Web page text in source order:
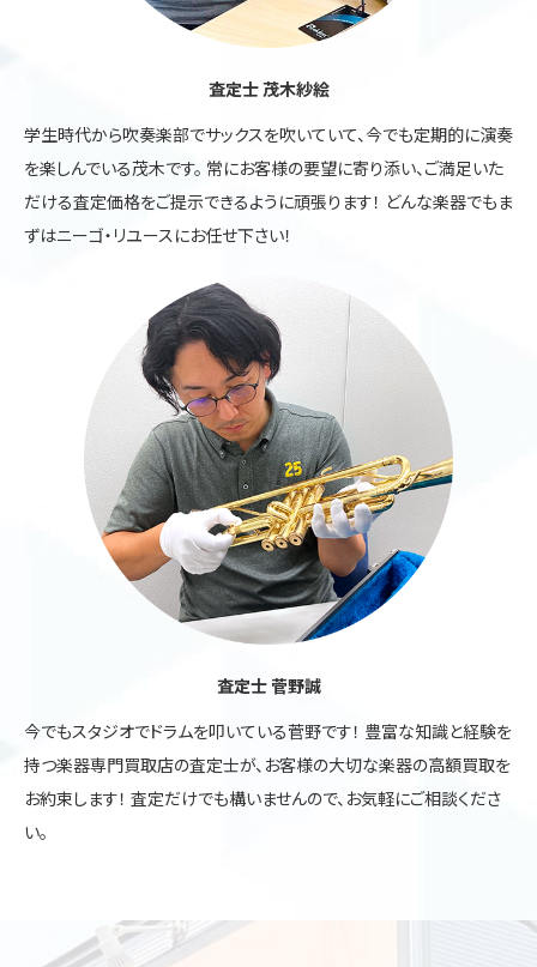
査定士 茂木紗絵
学生時代から吹奏楽部でサックスを吹いていて、今でも定期的に演奏
を楽しんでいる茂木です。 常にお客様の要望に寄り添い、ご満足いた
だける査定価格をご提示できるように頑張ります！ どんな楽器でもま
ずはニーゴ・リユースにお任せ下さい！
査定士 菅野誠
今でもスタジオでドラムを叩いている菅野です！ 豊富な知識と経験を
持つ楽器専門買取店の査定士が、お客様の大切な楽器の高額買取を
お約束します！ 査定だけでも構いませんので、お気軽にご相談くださ
い。